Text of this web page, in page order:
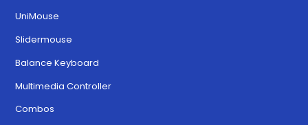
UniMouse
Slidermouse
Balance Keyboard
Multimedia Controller
Combos